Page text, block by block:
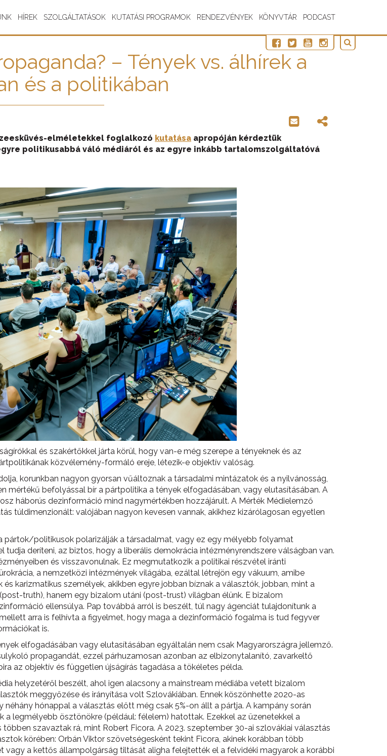
HÍREK SZOLGÁLTATÁSOK KUTATÁSI PROGRAMOK RENDEZVÉNYEK KÖNYVTÁR PODCAST
– Tények vs. álhírek a
és a politikában
elméletekkel foglalkozó kutatása apropóján kérdeztük
politikusabbá váló médiáról és az egyre inkább tartalomszolgáltatóvá
és szakértőkkel járta körül, hogy van-e még szerepe a tényeknek és az
közvélemény-formáló ereje, létezik-e objektív valóság.
korunkban nagyon gyorsan vűáltoznak a társadalmi mintázatok és a nyilvánosság,
mértékű befolyással bír a pártpolitika a tények elfogadásában, vagy elutasításában. A
háborús dezinformáció mind nagymértékben hozzájárult. A Mérték Médielemző
túldimenzionált: valójában nagyon kevesen vannak, akikhez kizárólagosan egyetlen
pártok/politikusok polarizálják a társadalmat, vagy ez egy mélyebb folyamat
deríteni, az biztos, hogy a liberális demokrácia intézményrendszere válságban van.
és visszavonulnak. Ez megmutatkozik a politikai részvétel iránti
a nemzetközi intézmények világába, ezáltal létrejön egy vákuum, amibe
karizmatikus személyek, akikben egyre jobban bíznak a választók, jobban, mint a
truth), hanem egy bizalom utáni (post-trust) világban élünk. E bizalom
ellensúlya. Pap továbbá arról is beszélt, túl nagy ágenciát tulajdonítunk a
arra is felhívta a figyelmet, hogy maga a dezinformáció fogalma is tud fegyver
is.
elfogadásában vagy elutasításában egyáltalán nem csak Magyarországra jellemző.
propagandát, ezzel párhuzamosan azonban az elbizonytalanító, zavarkeltő
az objektív és független újságírás tagadása a tökéletes példa.
helyzetéről beszélt, ahol igen alacsony a mainstream médiába vetett bizalom
meggyőzése és irányítása volt Szlovákiában. Ennek köszönhette 2020-as
hónappal a választás előtt még csak 5%-on állt a pártja. A kampány során
legmélyebb ösztönökre (például: félelem) hatottak. Ezekkel az üzenetekkel a
szavaztak rá, mint Robert Ficora. A 2023. szeptember 30-ai szlovákiai választás
körében: Orbán Viktor szövetségesként tekint Ficora, akinek korábban több
vagy a kettős állampolgárság tiltását aligha felejtették el a felvidéki magyarok a korábbi